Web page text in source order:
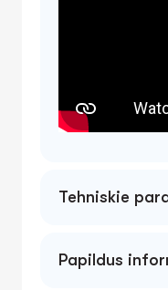
Tehniskie
Papildus